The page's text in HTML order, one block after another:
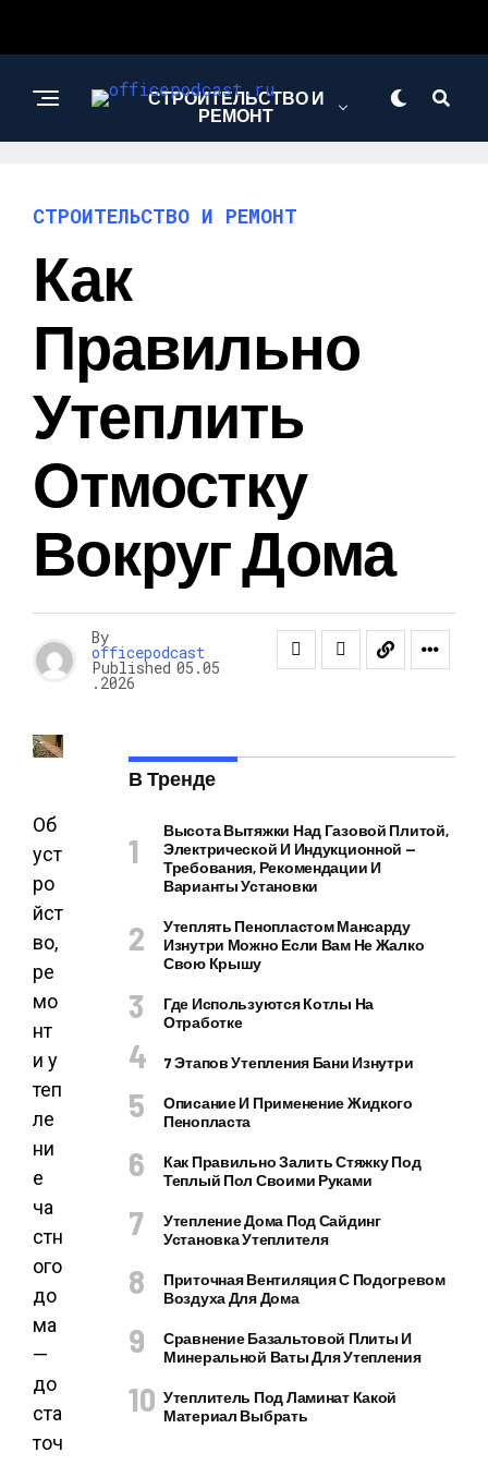
СТРОИТЕЛЬСТВО И
РЕМОНТ
СТРОИТЕЛЬСТВО И РЕМОНТ
Как
Правильно
Утеплить
Отмостку
Вокруг Дома
By
officepodcast
Published 05.05
.2026
Об
уст
ро
йст
во,
ре
мо
нт
и у
теп
ле
ни
е
ча
стн
ого
до
ма
—
до
ста
точ
В Тренде
Высота Вытяжки Над Газовой Плитой,
Электрической И Индукционной —
Требования, Рекомендации И
Варианты Установки
Утеплять Пенопластом Мансарду
Изнутри Можно Если Вам Не Жалко
Свою Крышу
Где Используются Котлы На
Отработке
7 Этапов Утепления Бани Изнутри
Описание И Применение Жидкого
Пенопласта
Как Правильно Залить Стяжку Под
Теплый Пол Своими Руками
Утепление Дома Под Сайдинг
Установка Утеплителя
Приточная Вентиляция С Подогревом
Воздуха Для Дома
Сравнение Базальтовой Плиты И
Минеральной Ваты Для Утепления
Утеплитель Под Ламинат Какой
Материал Выбрать